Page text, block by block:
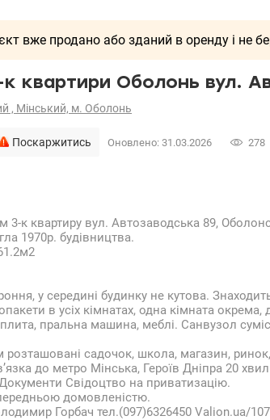
вже продано або зданий в оренду і не
квартири Оболонь вул.
, Мінський, м. Оболонь
Поскаржитись Оновлено: 31.03.2026 278
3-к квартиру вул. Автозаводська 89,
1970р. будівництва.
у середині будинку не кутова.
в усіх кімнатах, одна кімната окрема,
пральна машина, меблі. Санвузол
садочок, школа, магазин, ринок,
до метро Мінська, Героїв Дніпра 20
Свідоцтво на приватизацію.
домовленістю.
Горбач тел.(097)6326450 Valion.ua/